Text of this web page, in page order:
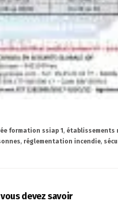
formation ssiap 1 , établissements
, réglementation incendie,
devez savoir